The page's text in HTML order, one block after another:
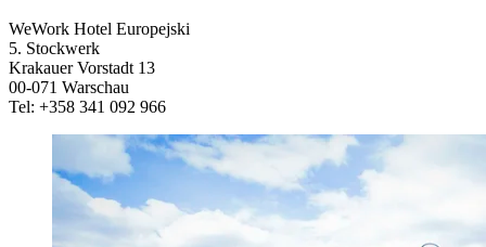
WeWork Hotel Europejski
5. Stockwerk
Krakauer Vorstadt 13
00-071 Warschau
Tel: +358 341 092 966